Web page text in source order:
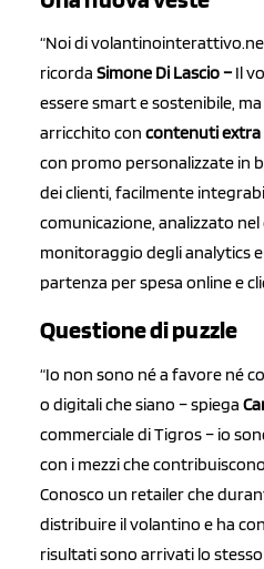
“Noi di
ricorda Simone Di Lascio – Il
essere smart e sostenibile,
arricchito con contenuti
con promo personalizzate in
dei clienti, facilmente
comunicazione, analizzato
monitoraggio degli analytics
partenza per spesa online e
Questione di puzzle
“Io non sono né a favore né
o digitali che siano – spiega
commerciale di Tigros – io
con i mezzi che
Conosco un retailer che
distribuire il volantino e ha
risultati sono arrivati lo stesso